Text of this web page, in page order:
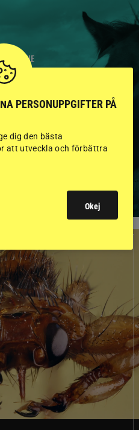
ONLINE
I
MED
FAKTA
PERSONUPPGIFTER PÅ
dig den bästa
att utveckla och förbättra
Okej